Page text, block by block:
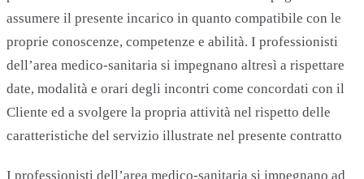
assumere il presente incarico in quanto compatibile con le
proprie conoscenze, competenze e abilità. I professionisti
dell’area medico-sanitaria si impegnano altresì a rispettare
date, modalità e orari degli incontri come concordati con il
Cliente ed a svolgere la propria attività nel rispetto delle
caratteristiche del servizio illustrate nel presente contratto
I professionisti dell’area medico-sanitaria si impegnano ad